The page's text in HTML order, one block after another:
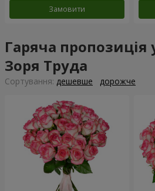
Замовити
Гаряча пропозиція
Зоря Труда
Сортування: дешевше дорожче